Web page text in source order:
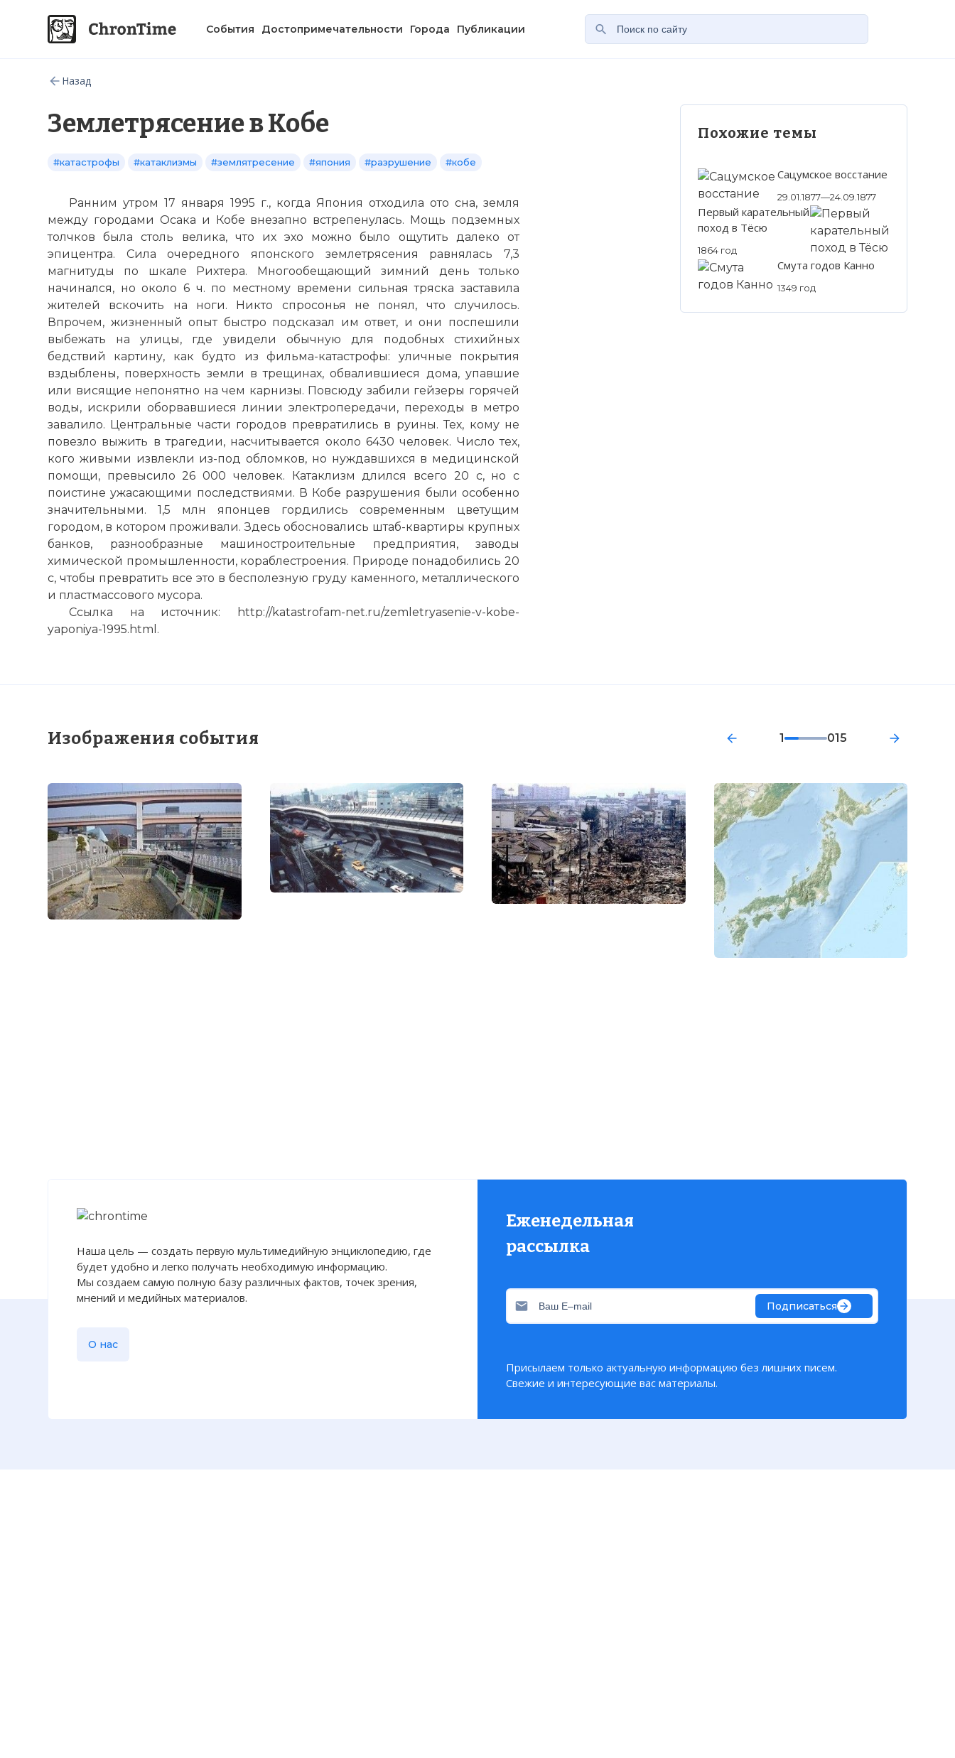
События Достопримечательности Города Публикации
Назад
Землетрясение в Кобе
#катастрофы #катаклизмы #землятресение #япония #разрушение #кобе
Ранним утром 17 января 1995 г., когда Япония отходила ото сна, земля
между городами Осака и Кобе внезапно встрепенулась. Мощь подземных
толчков была столь велика, что их эхо можно было ощутить далеко от
эпицентра. Сила очередного японского землетрясения равнялась 7,3
магнитуды по шкале Рихтера. Многообещающий зимний день только
начинался, но около 6 ч. по местному времени сильная тряска заставила
жителей вскочить на ноги. Никто спросонья не понял, что случилось.
Впрочем, жизненный опыт быстро подсказал им ответ, и они поспешили
выбежать на улицы, где увидели обычную для подобных стихийных
бедствий картину, как будто из фильма-катастрофы: уличные покрытия
вздыблены, поверхность земли в трещинах, обвалившиеся дома, упавшие
или висящие непонятно на чем карнизы. Повсюду забили гейзеры горячей
воды, искрили оборвавшиеся линии электропередачи, переходы в метро
завалило. Центральные части городов превратились в руины. Тех, кому не
повезло выжить в трагедии, насчитывается около 6430 человек. Число тех,
кого живыми извлекли из-под обломков, но нуждавшихся в медицинской
помощи, превысило 26 000 человек. Катаклизм длился всего 20 с, но с
поистине ужасающими последствиями. В Кобе разрушения были особенно
значительными. 1,5 млн японцев гордились современным цветущим
городом, в котором проживали. Здесь обосновались штаб-квартиры крупных
банков, разнообразные машиностроительные предприятия, заводы
химической промышленности, кораблестроения. Природе понадобились 20
с, чтобы превратить все это в бесполезную груду каменного, металлического
и пластмассового мусора.
Ссылка на источник: http://katastrofam-net.ru/zemletryasenie-v-kobe-
yaponiya-1995.html.
Похожие темы
Сацумское восстание
29.01.1877—24.09.1877
Первый карательный
поход в Тёсю
1864 год
Смута годов Канно
1349 год
Изображения события 1 015
Наша цель — создать первую мультимедийную энциклопедию, где
будет удобно и легко получать необходимую информацию.
Мы создаем самую полную базу различных фактов, точек зрения,
мнений и медийных материалов.
О нас
Еженедельная
рассылка
Подписаться
Присылаем только актуальную информацию без лишних писем.
Свежие и интересующие вас материалы.